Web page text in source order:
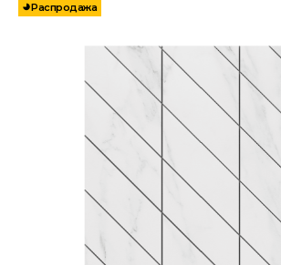
Распродажа